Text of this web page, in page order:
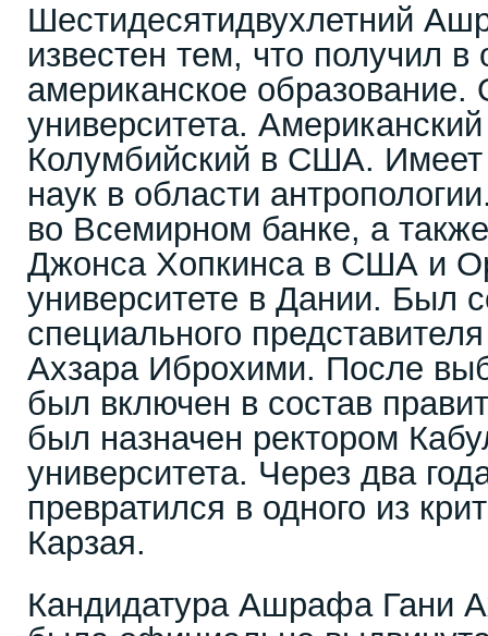
Шестидесятидвухлетний
известен тем, что получил в
американское образование.
университета.
Колумбийский в США. Имеет
наук в области
во Всемирном банке, а
Джонса Хопкинса в США и
университете в Дании. Был
специального
Ахзара Иброхими. После
был включен в состав
был назначен ректором
университета. Через два
превратился в одного из
Карзая.
Кандидатура Ашрафа Гани